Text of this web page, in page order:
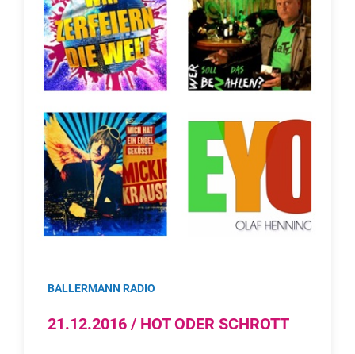
BALLERMANN RADIO
21.12.2016 / HOT ODER SCHROTT